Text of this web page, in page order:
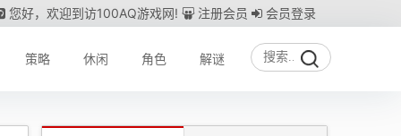
您好，欢迎到访100AQ游戏网! 注册会员 会员登录
策略 休闲 角色 解谜